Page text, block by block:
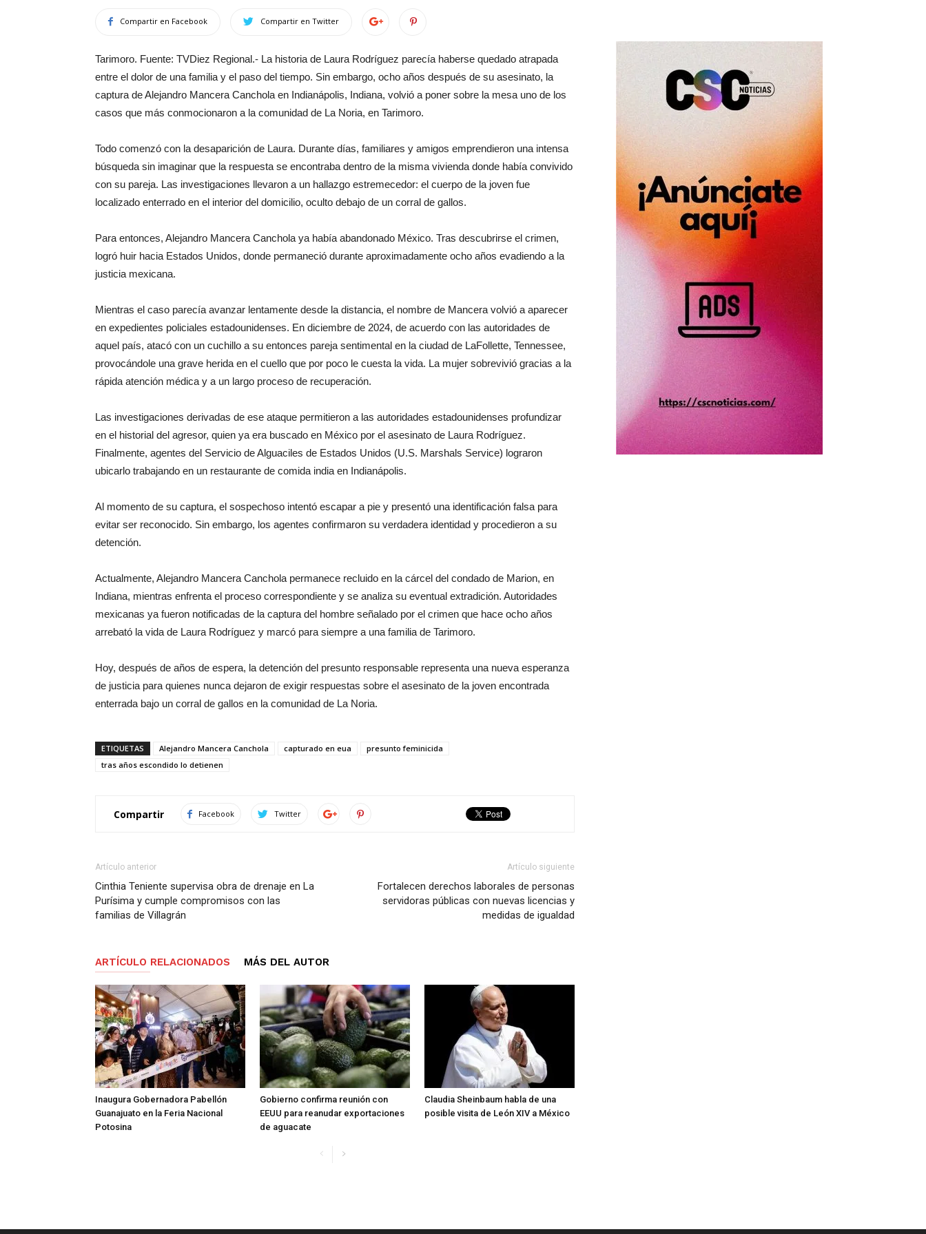
Compartir en Facebook Compartir en Twitter
Tarimoro. Fuente: TVDiez Regional.- La historia de Laura Rodríguez parecía haberse quedado atrapada
entre el dolor de una familia y el paso del tiempo. Sin embargo, ocho años después de su asesinato, la
captura de Alejandro Mancera Canchola en Indianápolis, Indiana, volvió a poner sobre la mesa uno de los
casos que más conmocionaron a la comunidad de La Noria, en Tarimoro.
Todo comenzó con la desaparición de Laura. Durante días, familiares y amigos emprendieron una intensa
búsqueda sin imaginar que la respuesta se encontraba dentro de la misma vivienda donde había convivido
con su pareja. Las investigaciones llevaron a un hallazgo estremecedor: el cuerpo de la joven fue
localizado enterrado en el interior del domicilio, oculto debajo de un corral de gallos.
Para entonces, Alejandro Mancera Canchola ya había abandonado México. Tras descubrirse el crimen,
logró huir hacia Estados Unidos, donde permaneció durante aproximadamente ocho años evadiendo a la
justicia mexicana.
Mientras el caso parecía avanzar lentamente desde la distancia, el nombre de Mancera volvió a aparecer
en expedientes policiales estadounidenses. En diciembre de 2024, de acuerdo con las autoridades de
aquel país, atacó con un cuchillo a su entonces pareja sentimental en la ciudad de LaFollette, Tennessee,
provocándole una grave herida en el cuello que por poco le cuesta la vida. La mujer sobrevivió gracias a la
rápida atención médica y a un largo proceso de recuperación.
Las investigaciones derivadas de ese ataque permitieron a las autoridades estadounidenses profundizar
en el historial del agresor, quien ya era buscado en México por el asesinato de Laura Rodríguez.
Finalmente, agentes del Servicio de Alguaciles de Estados Unidos (U.S. Marshals Service) lograron
ubicarlo trabajando en un restaurante de comida india en Indianápolis.
Al momento de su captura, el sospechoso intentó escapar a pie y presentó una identificación falsa para
evitar ser reconocido. Sin embargo, los agentes confirmaron su verdadera identidad y procedieron a su
detención.
Actualmente, Alejandro Mancera Canchola permanece recluido en la cárcel del condado de Marion, en
Indiana, mientras enfrenta el proceso correspondiente y se analiza su eventual extradición. Autoridades
mexicanas ya fueron notificadas de la captura del hombre señalado por el crimen que hace ocho años
arrebató la vida de Laura Rodríguez y marcó para siempre a una familia de Tarimoro.
Hoy, después de años de espera, la detención del presunto responsable representa una nueva esperanza
de justicia para quienes nunca dejaron de exigir respuestas sobre el asesinato de la joven encontrada
enterrada bajo un corral de gallos en la comunidad de La Noria.
ETIQUETAS Alejandro Mancera Canchola capturado en eua
presunto feminicida
tras años escondido lo detienen
Compartir Facebook Twitter
Artículo anterior
Cinthia Teniente supervisa obra de drenaje en La
Purísima y cumple compromisos con las
familias de Villagrán
Artículo siguiente
Fortalecen derechos laborales de personas
servidoras públicas con nuevas licencias y
medidas de igualdad
ARTÍCULO RELACIONADOS MÁS DEL AUTOR
Inaugura Gobernadora Pabellón
Guanajuato en la Feria Nacional
Potosina
Gobierno confirma reunión con
EEUU para reanudar exportaciones
de aguacate
Claudia Sheinbaum habla de una
posible visita de León XIV a México